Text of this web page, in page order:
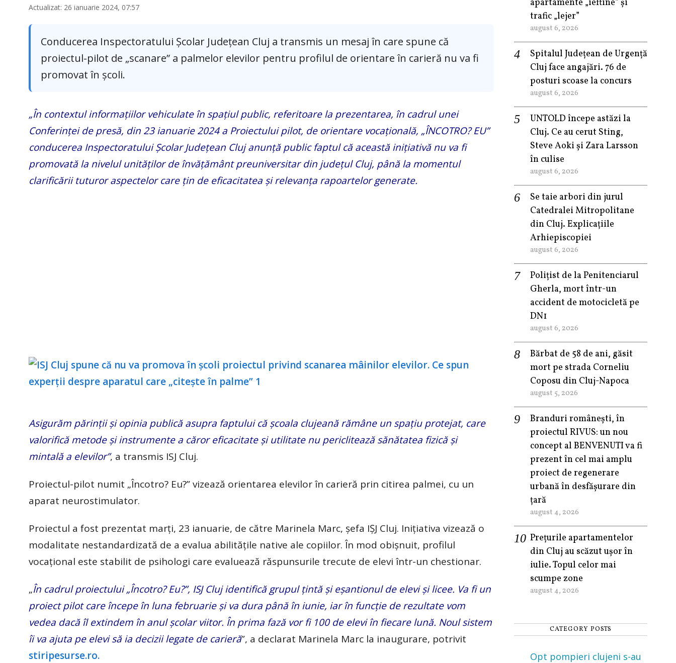
Actualizat: 26 ianuarie 2024, 07:57
Conducerea Inspectoratului Școlar Județean Cluj a transmis un mesaj în care spune că
proiectul-pilot de „scanare” a palmelor elevilor pentru profilul de orientare în carieră nu va fi
promovat în școli.
„În contextul informațiilor vehiculate în spațiul public, referitoare la prezentarea, în cadrul unei
Conferinței de presă, din 23 ianuarie 2024 a Proiectului pilot, de orientare vocațională, „ÎNCOTRO? EU”
conducerea Inspectoratului Școlar Județean Cluj anunță public faptul că această inițiativă nu va fi
promovată la nivelul unităților de învățământ preuniversitar din județul Cluj, până la momentul
clarificării tuturor aspectelor care țin de eficacitatea și relevanța rapoartelor generate.
Asigurăm părinții și opinia publică asupra faptului că școala clujeană rămâne un spațiu protejat, care
valorifică metode și instrumente a căror eficacitate și utilitate nu periclitează sănătatea fizică și
mintală a elevilor”, a transmis ISJ Cluj.
Proiectul-pilot numit „Încotro? Eu?” vizează orientarea elevilor în carieră prin citirea palmei, cu un
aparat neurostimulator.
Proiectul a fost prezentat marți, 23 ianuarie, de către Marinela Marc, șefa IȘJ Cluj. Inițiativa vizează o
modalitate nestandardizată de a evalua abilitățile native ale copiilor. În mod obișnuit, profilul
vocațional este stabilit de psihologi care evaluează răspunsurile trecute de elevi într-un chestionar.
„În cadrul proiectului „Încotro? Eu?”, ISJ Cluj identifică grupul țintă și eșantionul de elevi și licee. Va fi un
proiect pilot care începe în luna februarie și va dura până în iunie, iar în funcție de rezultate vom
vedea dacă îl extindem în anul școlar viitor. În prima fază vor fi 100 de elevi în fiecare lună. Noul sistem
îi va ajuta pe elevi să ia decizii legate de carieră”, a declarat Marinela Marc la inaugurare, potrivit
stiripesurse.ro.
apartamente „ieftine” și
trafic „lejer”
august 6, 2026
Spitalul Județean de Urgență
Cluj face angajări. 76 de
posturi scoase la concurs
august 6, 2026
UNTOLD începe astăzi la
Cluj. Ce au cerut Sting,
Steve Aoki și Zara Larsson
în culise
august 6, 2026
Se taie arbori din jurul
Catedralei Mitropolitane
din Cluj. Explicațiile
Arhiepiscopiei
august 6, 2026
Polițist de la Penitenciarul
Gherla, mort într-un
accident de motocicletă pe
DN1
august 6, 2026
Bărbat de 58 de ani, găsit
mort pe strada Corneliu
Coposu din Cluj-Napoca
august 5, 2026
Branduri românești, în
proiectul RIVUS: un nou
concept al BENVENUTI va fi
prezent în cel mai amplu
proiect de regenerare
urbană în desfășurare din
țară
august 4, 2026
Prețurile apartamentelor
din Cluj au scăzut ușor în
iulie. Topul celor mai
scumpe zone
august 4, 2026
CATEGORY POSTS
Opt pompieri clujeni s-au